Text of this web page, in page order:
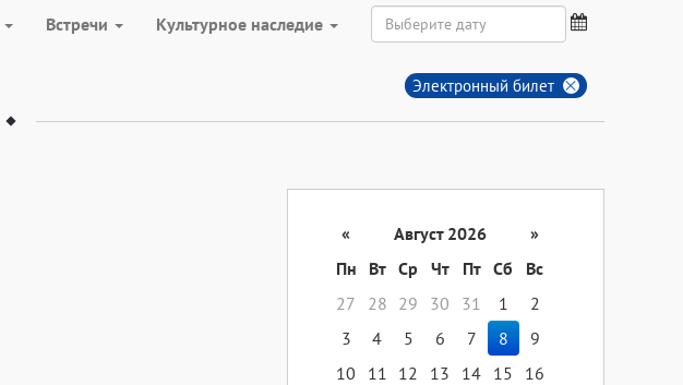
Встречи Культурное наследие
Электронный билет
« Август 2026
»
Пн
Вт Ср Чт Пт Сб
Вс
27
28 29 30 31 1
2
3
4 5 6 7 8
9
10
11 12 13 14 15
16